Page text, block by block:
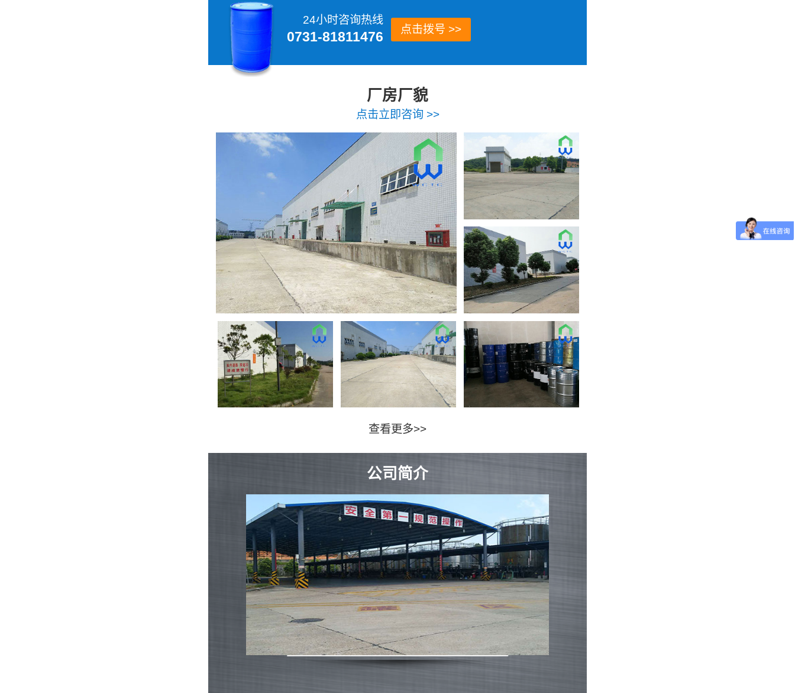
24小时咨询热线
0731-81811476 点击拨号 >>
厂房厂貌
点击立即咨询 >>
查看更多>>
公司简介